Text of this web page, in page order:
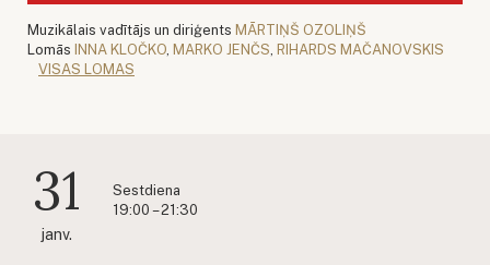
Muzikālais vadītājs un diriģents MĀRTIŅŠ OZOLIŅŠ
Lomās INNA KLOČKO MARKO JENČS RIHARDS MAČANOVSKIS
VISAS LOMAS
31
janv.
Sestdiena
19:00 – 21:30